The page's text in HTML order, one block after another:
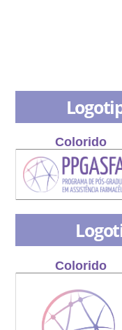
Colorido
Colorido